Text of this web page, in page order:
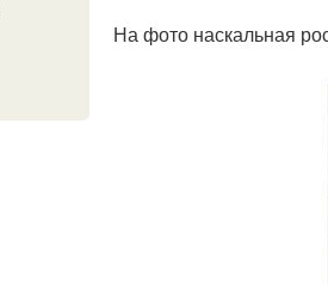
На фото наскальная